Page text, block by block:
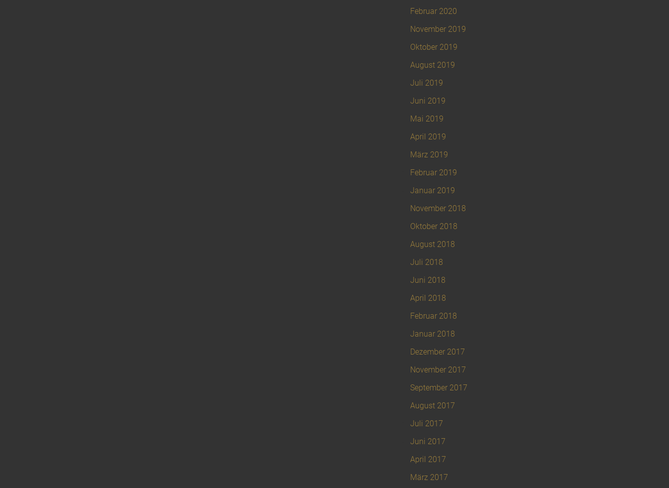
Februar 2020
November 2019
Oktober 2019
August 2019
Juli 2019
Juni 2019
Mai 2019
April 2019
März 2019
Februar 2019
Januar 2019
November 2018
Oktober 2018
August 2018
Juli 2018
Juni 2018
April 2018
Februar 2018
Januar 2018
Dezember 2017
November 2017
September 2017
August 2017
Juli 2017
Juni 2017
April 2017
März 2017